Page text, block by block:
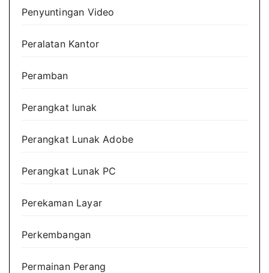
Penyuntingan Video
Peralatan Kantor
Peramban
Perangkat lunak
Perangkat Lunak Adobe
Perangkat Lunak PC
Perekaman Layar
Perkembangan
Permainan Perang